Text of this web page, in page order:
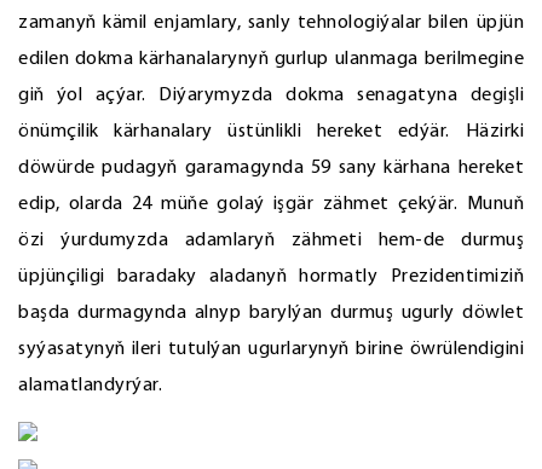
zamanyň kämil enjamlary, sanly tehnologiýalar bilen üpjün
edilen dokma kärhanalarynyň gurlup ulanmaga berilmegine
giň ýol açýar. Diýarymyzda dokma senagatyna degişli
önümçilik kärhanalary üstünlikli hereket edýär. Häzirki
döwürde pudagyň garamagynda 59 sany kärhana hereket
edip, olarda 24 müňe golaý işgär zähmet çekýär. Munuň
özi ýurdumyzda adamlaryň zähmeti hem-de durmuş
üpjünçiligi baradaky aladanyň hormatly Prezidentimiziň
başda durmagynda alnyp barylýan durmuş ugurly döwlet
syýasatynyň ileri tutulýan ugurlarynyň birine öwrülendigini
alamatlandyrýar.